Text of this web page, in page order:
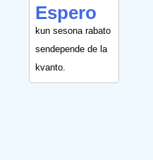
Espero
kun sesona rabato
sendepende de la
kvanto.